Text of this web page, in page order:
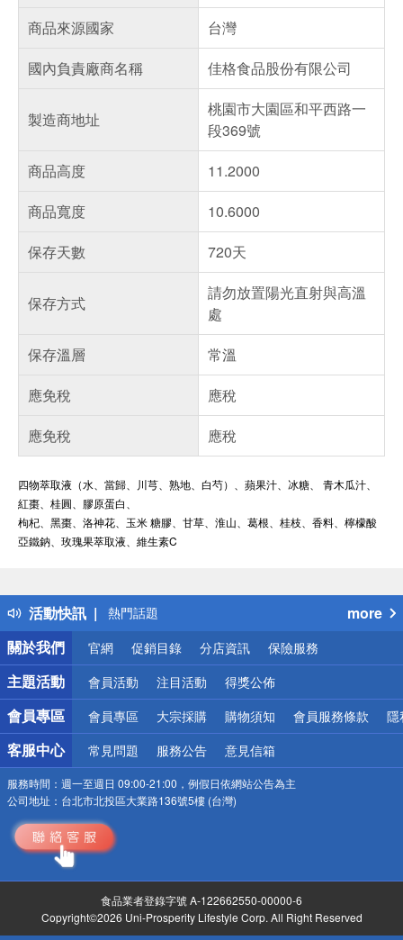
商品來源國家
台灣
國內負責廠商名稱
佳格食品股份有限公司
製造商地址
桃園市大園區和平西路一
段369號
商品高度
11.2000
商品寬度
10.6000
保存天數
720天
保存方式
請勿放置陽光直射與高溫
處
保存溫層
常溫
應免稅
應稅
應免稅
應稅
四物萃取液（水、當歸、川芎、熟地、白芍）、蘋果汁、冰糖、 青木瓜汁、
紅棗、桂圓、膠原蛋白、
枸杞、黑棗、洛神花、玉米 糖膠、甘草、淮山、葛根、桂枝、香料、檸檬酸
亞鐵鈉、玫瑰果萃取液、維生素C
活動快訊
得獎公告
熱門話題
銀行優惠
偏遠地區配送
詐騙網頁！請小心！
more
關於我們
官網 促銷目錄 分店資訊 保險服務
主題活動 會員活動 注目活動 得獎公佈
會員專區 會員專區 大宗採購 購物須知 會員服務條款 隱
客服中心 常見問題 服務公告 意見信箱
服務時間： 週一至週日 09:00-21:00，例假日依網站公告為主
公司地址： 台北市北投區大業路136號5樓 (台灣)
食品業者登錄字號 A-122662550-00000-6
Copyright©2026 Uni-Prosperity Lifestyle Corp. All Right Reserved